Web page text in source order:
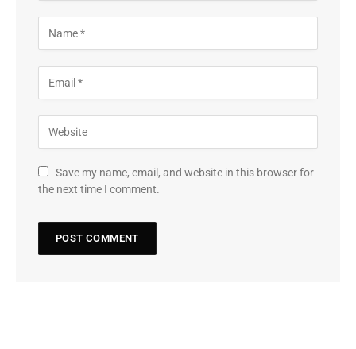
Save my name, email, and website in this browser for
the next time I comment.